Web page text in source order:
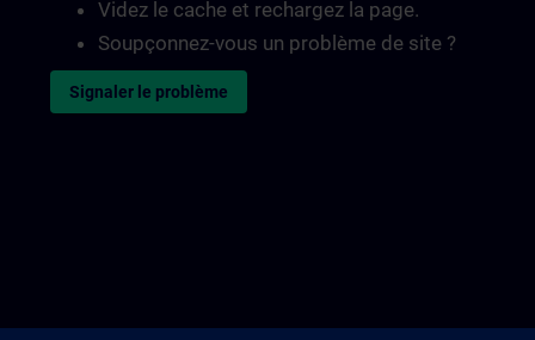
Videz le cache et rechargez la page.
Soupçonnez-vous un problème de site ?
Signaler le problème